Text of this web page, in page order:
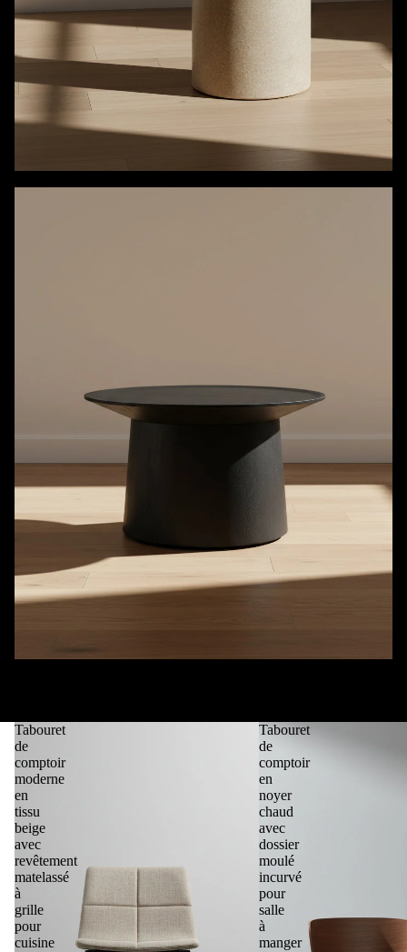
Tabouret
de
comptoir
moderne
en
tissu
beige
avec
revêtement
matelassé
à
grille
pour
cuisine
Tabouret
de
comptoir
en
noyer
chaud
avec
dossier
moulé
incurvé
pour
salle
à
manger